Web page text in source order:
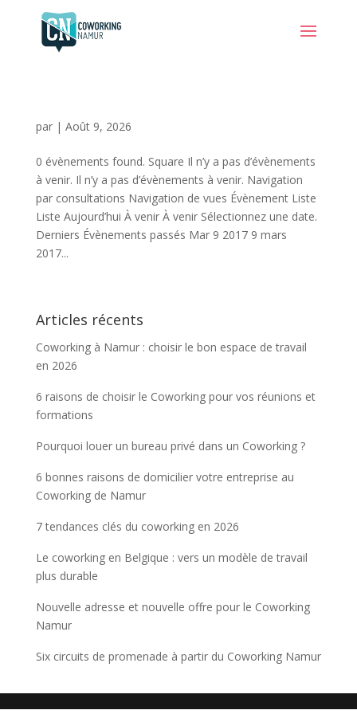
par | Août 9, 2026
0 évènements found. Square Il n’y a pas d’évènements
à venir. Il n’y a pas d’évènements à venir. Navigation
par consultations Navigation de vues Évènement Liste
Liste Aujourd’hui À venir À venir Sélectionnez une date.
Derniers Évènements passés Mar 9 2017 9 mars
2017...
Articles récents
Coworking à Namur : choisir le bon espace de travail
en 2026
6 raisons de choisir le Coworking pour vos réunions et
formations
Pourquoi louer un bureau privé dans un Coworking ?
6 bonnes raisons de domicilier votre entreprise au
Coworking de Namur
7 tendances clés du coworking en 2026
Le coworking en Belgique : vers un modèle de travail
plus durable
Nouvelle adresse et nouvelle offre pour le Coworking
Namur
Six circuits de promenade à partir du Coworking Namur